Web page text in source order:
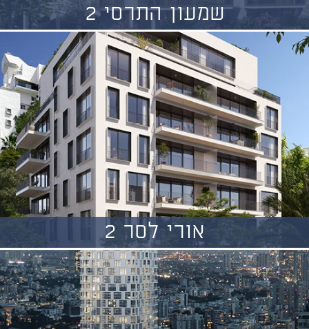
שמעון התרסי 2
אורי לסר 2